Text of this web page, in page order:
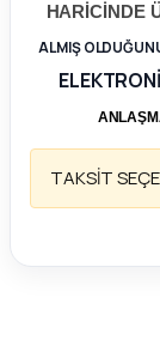
HARİCİNDE
ALMIŞ
TAKSİT